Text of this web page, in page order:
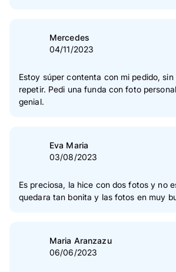
rapidez de volver a mandarme el
perfect, la calidad es muy buena y el diseño ha quedado
Mercedes
04/11/2023
Estoy súper contenta con mi pedido,
repetir. Pedi una funda con foto
genial.
Eva Maria
03/08/2023
Es preciosa, la hice con dos fotos y no
quedara tan bonita y las fotos en muy
Maria Aranzazu
06/06/2023